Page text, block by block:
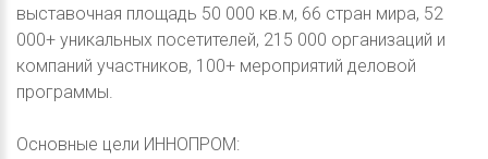
выставочная площадь 50 000 кв.м, 66 стран мира, 52
000+ уникальных посетителей, 215 000 организаций и
компаний участников, 100+ мероприятий деловой
программы.
Основные цели ИННОПРОМ: